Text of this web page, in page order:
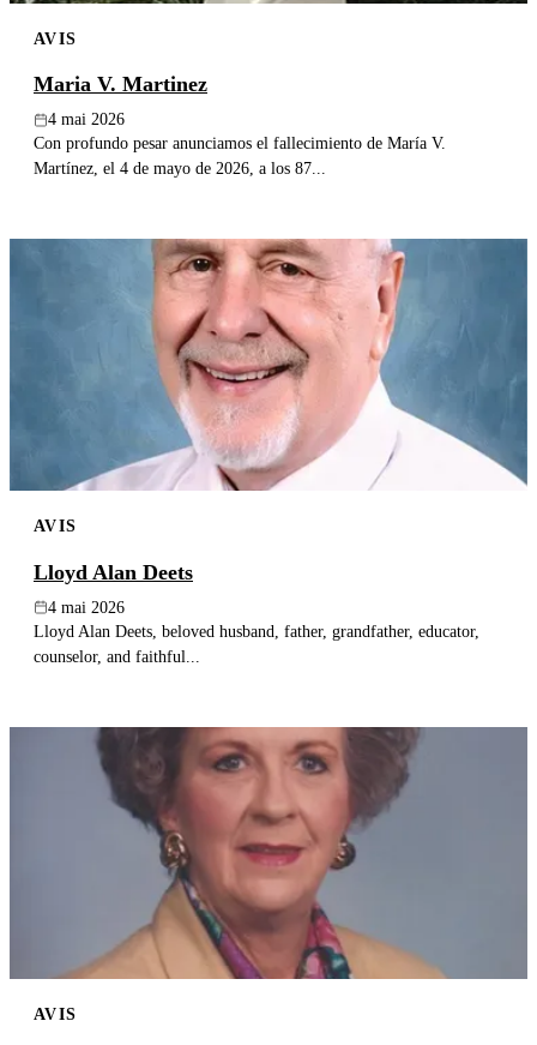
Recherche
AVIS
Maria V. Martinez
4 mai 2026
Con profundo pesar anunciamos el fallecimiento de María V.
Martínez, el 4 de mayo de 2026, a los 87...
AVIS
Lloyd Alan Deets
4 mai 2026
Lloyd Alan Deets, beloved husband, father, grandfather, educator,
counselor, and faithful...
AVIS